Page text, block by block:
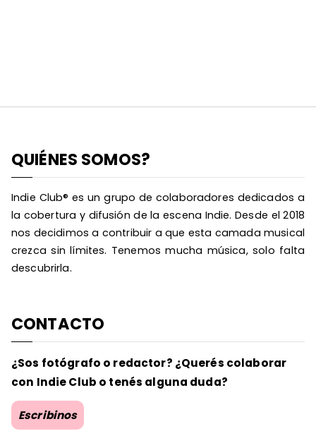
QUIÉNES SOMOS?
Indie Club® es un grupo de colaboradores dedicados a
la cobertura y difusión de la escena Indie. Desde el 2018
nos decidimos a contribuir a que esta camada musical
crezca sin límites. Tenemos mucha música, solo falta
descubrirla.
CONTACTO
¿Sos fotógrafo o redactor? ¿Querés colaborar
con Indie Club o tenés alguna duda?
Escribinos